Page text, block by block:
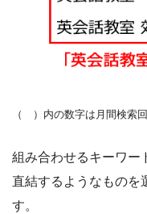
（ ）内の数字は月間検索
組み合わせるキーワー
直結するようなものを
す。